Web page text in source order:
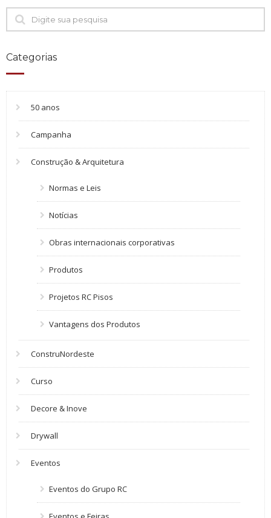
Categorias
50 anos
Campanha
Construção & Arquitetura
Normas e Leis
Notícias
Obras internacionais corporativas
Produtos
Projetos RC Pisos
Vantagens dos Produtos
ConstruNordeste
Curso
Decore & Inove
Drywall
Eventos
Eventos do Grupo RC